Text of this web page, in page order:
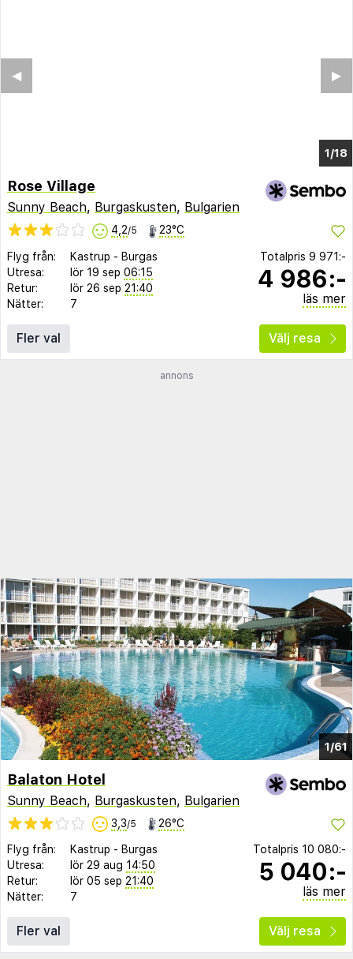
1/13
▶︎
◀︎
Rose Village
Sunny Beach, Burgaskusten, Bulgarien
4,2/5 23°C
Flyg från: Kastrup - Burgas
Utresa:
lör 19 sep 06:15
Retur:
lör 26 sep 21:40
Nätter:
7
Totalpris 9 971:-
4 986:-
läs mer
Fler val Välj resa
annons
1/61
▶︎
◀︎
Balaton Hotel
Sunny Beach, Burgaskusten, Bulgarien
3,3/5 26°C
Flyg från: Kastrup - Burgas
Utresa:
lör 29 aug 14:50
Retur:
lör 05 sep 21:40
Nätter:
7
Totalpris 10 080:-
5 040:-
läs mer
Fler val Välj resa